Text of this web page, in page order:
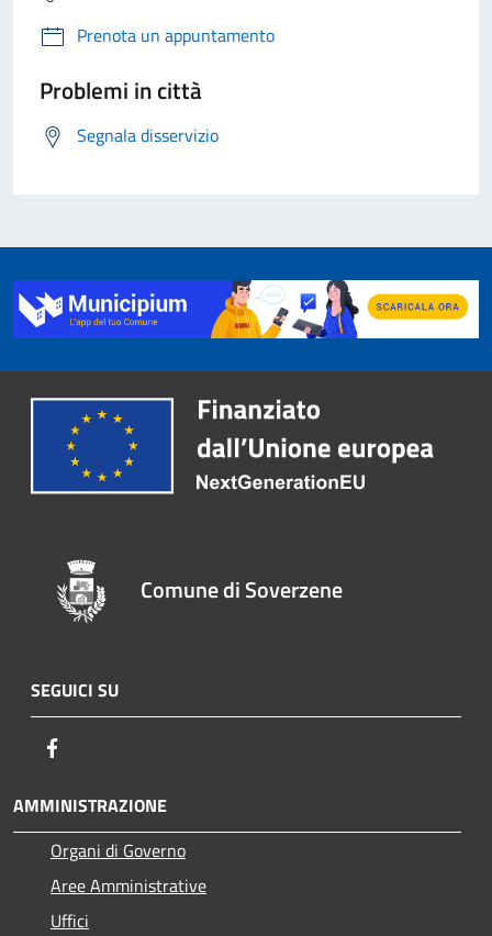
Prenota un appuntamento
Problemi in città
Segnala disservizio
Comune di Soverzene
SEGUICI SU
AMMINISTRAZIONE
Organi di Governo
Aree Amministrative
Uffici